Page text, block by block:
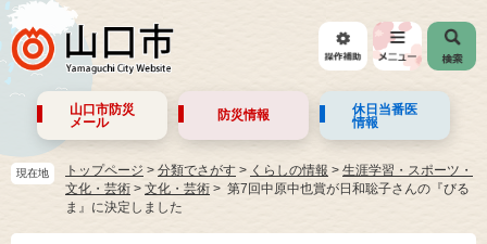
山口市防災
メール
防災情報
休日当番医
情報
現在地 トップページ > 分類でさがす > くらしの情報 > 生涯学習・スポーツ・
文化・芸術 > 文化・芸術
第7回中原中也賞が日和聡子さんの『びる
ま』に決定しました